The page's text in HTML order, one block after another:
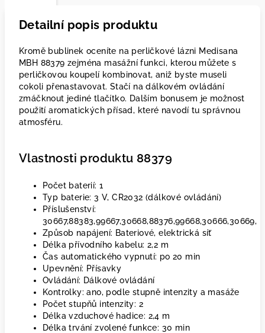
Detailní popis produktu
Kromě bublinek oceníte na perličkové lázni Medisana
MBH 88379 zejména masážní funkci, kterou můžete s
perličkovou koupelí kombinovat, aniž byste museli
cokoli přenastavovat. Stačí na dálkovém ovládání
zmáčknout jediné tlačítko. Dalším bonusem je možnost
použití aromatických přísad, které navodí tu správnou
atmosféru.
Vlastnosti produktu 88379
Počet baterií: 1
Typ baterie: 3 V, CR2032 (dálkové ovládání)
Příslušenství:
30667,88383,99667,30668,88376,99668,30666,30669,
Způsob napájení: Bateriové, elektrická síť
Délka přívodního kabelu: 2,2 m
Čas automatického vypnutí: po 20 min
Upevnění: Přísavky
Ovládání: Dálkové ovládání
Kontrolky: ano, podle stupně intenzity a masáže
Počet stupňů intenzity: 2
Délka vzduchové hadice: 2,4 m
Délka trvání zvolené funkce: 30 min